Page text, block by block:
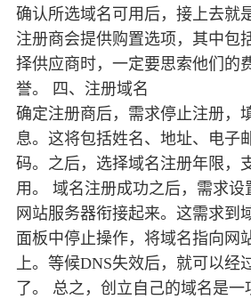
确认所选域名可用后，接上去就
注册商会提供购置选项，其中包
择供应商时，一定要思索他们的
誉。 四、注册域名
确定注册商后，需求停止注册，
息。这将包括姓名、地址、电子
码。之后，选择域名注册年限，
用。 域名注册成功之后，需求设
网站服务器衔接起来。这需求到
面板中停止操作，将域名指向网
上。等候DNS失效后，就可以经
了。 总之，创立自己的域名是